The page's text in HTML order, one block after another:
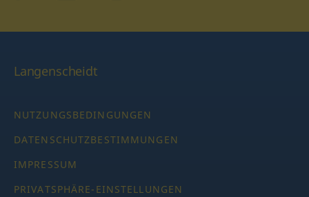
Langenscheidt
NUTZUNGSBEDINGUNGEN
DATENSCHUTZBESTIMMUNGEN
IMPRESSUM
PRIVATSPHÄRE-EINSTELLUNGEN